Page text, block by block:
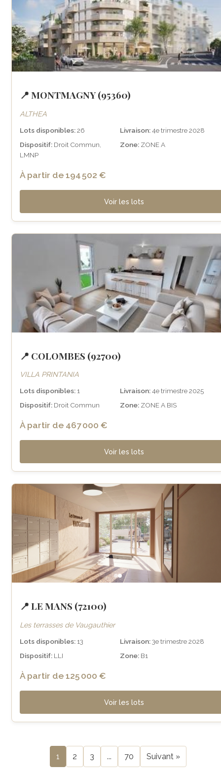
📍 MONTMAGNY (95360)
ALTHEA
Lots disponibles:26 Livraison:4e trimestre 2028
Dispositif: Droit Commun,
LMNP
Zone: ZONE A
À partir de 194 502 €
Voir les lots
📍 COLOMBES (92700)
VILLA PRINTANIA
Lots disponibles: 1 Livraison:4e trimestre 2025
Dispositif: Droit Commun Zone: ZONE A BIS
À partir de 467 000 €
Voir les lots
📍 LE MANS (72100)
Les terrasses de Vaugauthier
Lots disponibles: 13 Livraison:3e trimestre 2028
Dispositif: LLI Zone: B1
À partir de 125 000 €
Voir les lots
1 2 3 ... 70 Suivant »